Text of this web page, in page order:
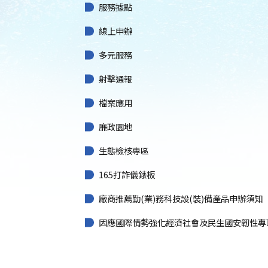
服務據點
線上申辦
多元服務
射擊通報
檔案應用
廉政園地
生態檢核專區
165打詐儀錶板
廠商推薦勤(業)務科技設(裝)備產品申辦須知
因應國際情勢強化經濟社會及民生國安韌性